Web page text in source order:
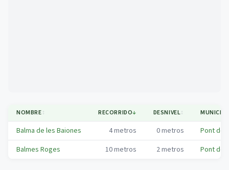
NOMBRE↕ RECORRIDO↓ DESNIVEL↕
Balma de les Baiones 4metros 0metros
Pont de
Balmes Roges
10metros 2metros Pont de